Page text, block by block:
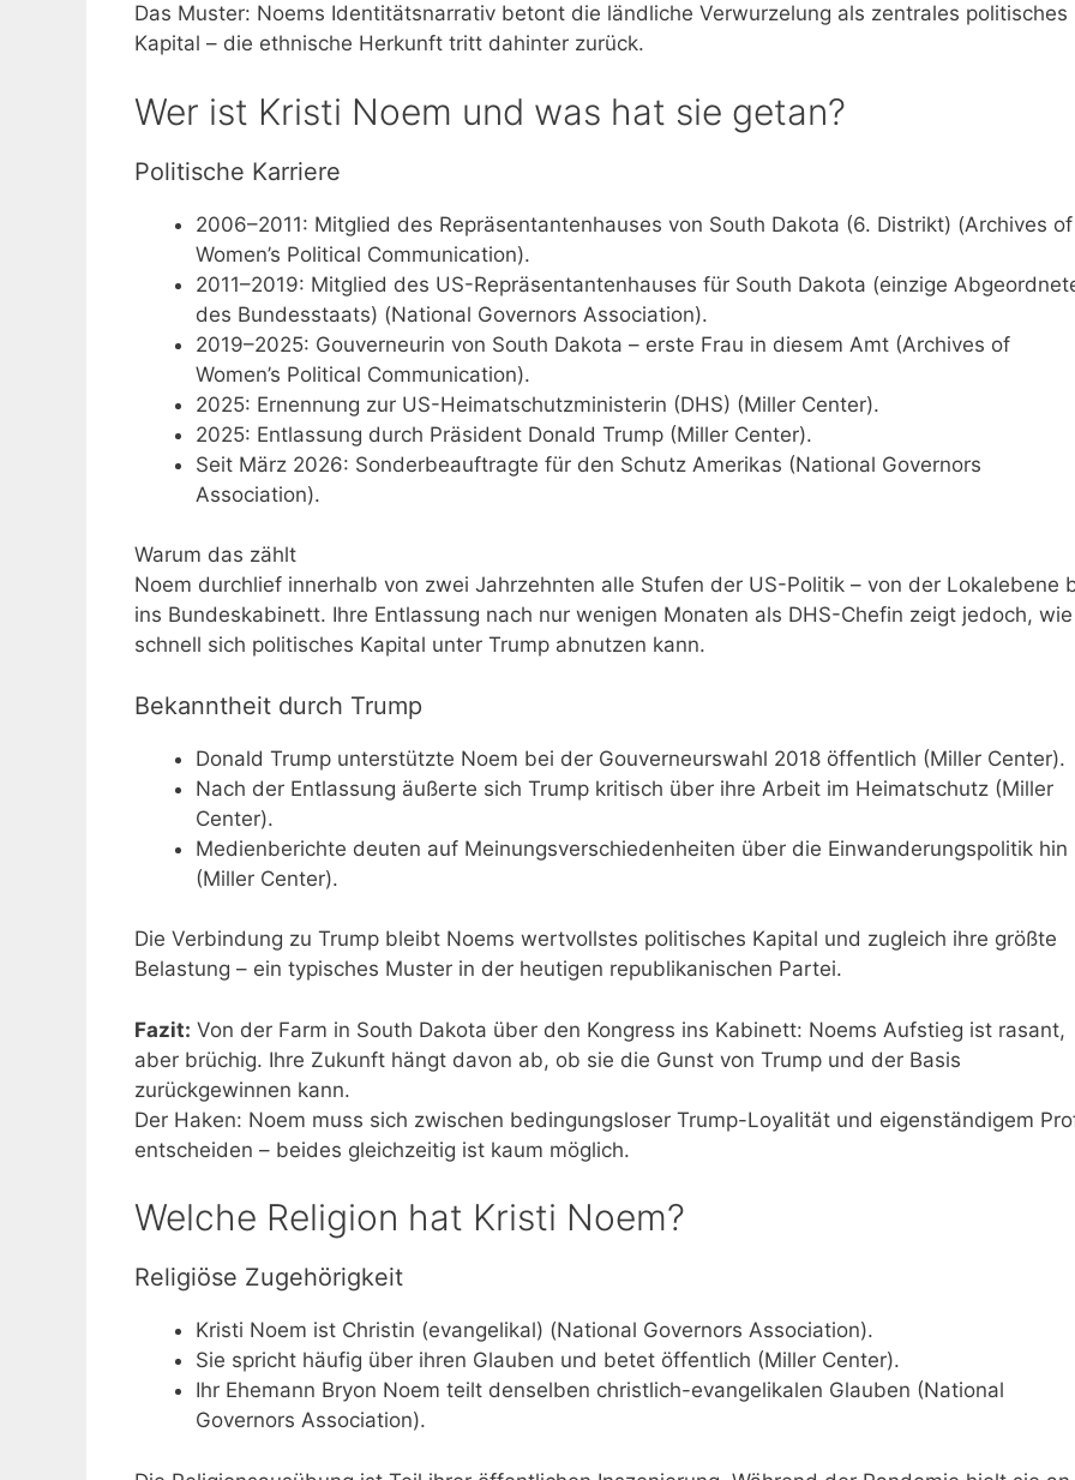
Das Muster: Noems Identitätsnarrativ betont die ländliche Verwurzelung als zentrales politisches
Kapital – die ethnische Herkunft tritt dahinter zurück.
Wer ist Kristi Noem und was hat sie getan?
Politische Karriere
2006–2011: Mitglied des Repräsentantenhauses von South Dakota (6. Distrikt) (Archives of
Women’s Political Communication).
2011–2019: Mitglied des US-Repräsentantenhauses für South Dakota (einzige
des Bundesstaats) (National Governors Association).
2019–2025: Gouverneurin von South Dakota – erste Frau in diesem Amt (Archives of
Women’s Political Communication).
2025: Ernennung zur US-Heimatschutzministerin (DHS) (Miller Center).
2025: Entlassung durch Präsident Donald Trump (Miller Center).
Seit März 2026: Sonderbeauftragte für den Schutz Amerikas (National Governors
Association).
Warum das zählt
Noem durchlief innerhalb von zwei Jahrzehnten alle Stufen der US-Politik – von der Lokalebene
ins Bundeskabinett. Ihre Entlassung nach nur wenigen Monaten als DHS-Chefin zeigt jedoch, wie
schnell sich politisches Kapital unter Trump abnutzen kann.
Bekanntheit durch Trump
Donald Trump unterstützte Noem bei der Gouverneurswahl 2018 öffentlich (Miller Center).
Nach der Entlassung äußerte sich Trump kritisch über ihre Arbeit im Heimatschutz (Miller
Center).
Medienberichte deuten auf Meinungsverschiedenheiten über die Einwanderungspolitik hin
(Miller Center).
Die Verbindung zu Trump bleibt Noems wertvollstes politisches Kapital und zugleich ihre größte
Belastung – ein typisches Muster in der heutigen republikanischen Partei.
Fazit: Von der Farm in South Dakota über den Kongress ins Kabinett: Noems Aufstieg ist rasant,
aber brüchig. Ihre Zukunft hängt davon ab, ob sie die Gunst von Trump und der Basis
zurückgewinnen kann.
Der Haken: Noem muss sich zwischen bedingungsloser Trump-Loyalität und eigenständigem
entscheiden – beides gleichzeitig ist kaum möglich.
Welche Religion hat Kristi Noem?
Religiöse Zugehörigkeit
Kristi Noem ist Christin (evangelikal) (National Governors Association).
Sie spricht häufig über ihren Glauben und betet öffentlich (Miller Center).
Ihr Ehemann Bryon Noem teilt denselben christlich-evangelikalen Glauben (National
Governors Association).